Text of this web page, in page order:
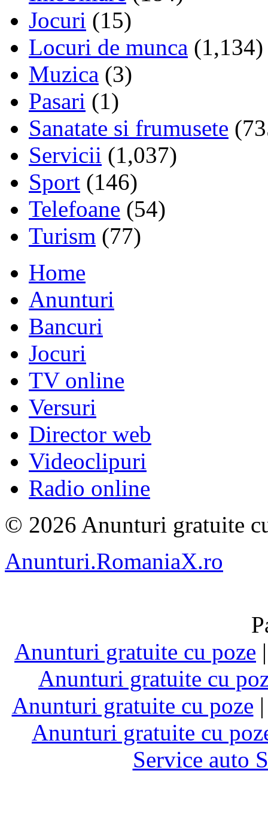
Jocuri (15)
Locuri de munca (1,134)
Muzica (3)
Pasari (1)
Sanatate si frumusete
Servicii (1,037)
Sport (146)
Telefoane (54)
Turism (77)
Home
Anunturi
Bancuri
Jocuri
TV online
Versuri
Director web
Videoclipuri
Radio online
© 2026 Anunturi gratuite
Anunturi.RomaniaX.ro
Anunturi gratuite cu poze
Anunturi gratuite cu
Anunturi gratuite cu poze
Anunturi gratuite cu
Service auto